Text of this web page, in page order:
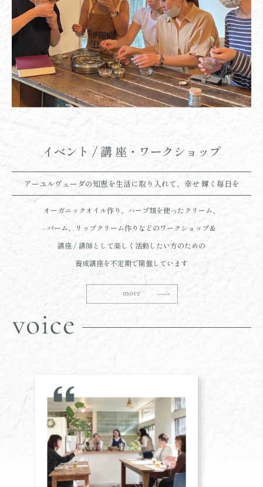
イベント / 講 座・ワークショップ
アーユルヴェーダの知恵を生活に取り入れて、幸せ 輝く毎日を
オーガニックオイル作り、ハーブ類を使ったクリーム、
バーム、リップクリーム作りなどのワークショップ＆
講座 / 講師として楽しく活動したい方のための
養成講座を不定期で開催しています